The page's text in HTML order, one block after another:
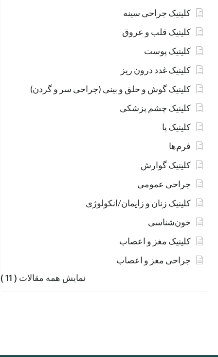
کلینیک جراحی سینه
کلینیک قلب و عروق
کلینیک پوست
کلینیک غدد درون ریز
کلینیک گوش و حلق و بینی (جراحی سر و گردن)
کلینیک چشم پزشکی
کلینیک پا
فرم‌ها
کلینیک گوارش
جراحی عمومی
کلینیک زنان و زایمان/انکولوژی
خون‌شناسی
کلینیک مغز و اعصاب
جراحی مغز و اعصاب
نمایش همه مقالات ( 11 )